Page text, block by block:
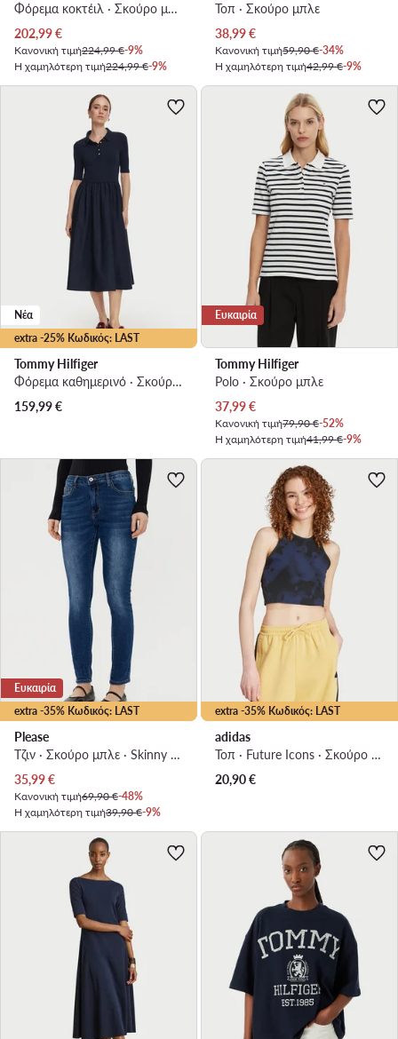
Φόρεμα κοκτέιλ · Σκούρο μπλε · Midi
Τρέχουσα τιμή
202,99€
Κανονική τιμή224,99 €-9%
Η χαμηλότερη τιμή224,99 €-9%
Τοπ · Σκούρο μπλε
Τρέχουσα τιμή
38,99€
Κανονική τιμή59,90 €-34%
Η χαμηλότερη τιμή42,99 €-9%
extra -25% Κωδικός: LAST
Νέα
Tommy Hilfiger
Φόρεμα καθημερινό · Σκούρο μπλε · Midi
159,99€
Ευκαιρία
Tommy Hilfiger
Polo · Σκούρο μπλε
Τρέχουσα τιμή
37,99€
Κανονική τιμή79,90 €-52%
Η χαμηλότερη τιμή41,99 €-9%
extra -35% Κωδικός: LAST
Ευκαιρία
Please
Τζιν · Σκούρο μπλε · Skinny Fit
Τρέχουσα τιμή
35,99€
Κανονική τιμή69,90 €-48%
Η χαμηλότερη τιμή39,90 €-9%
extra -35% Κωδικός: LAST
adidas
Τοπ · Future Icons · Σκούρο μπλε
20,90€